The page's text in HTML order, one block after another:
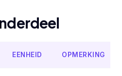
EENHEID OPMERKING